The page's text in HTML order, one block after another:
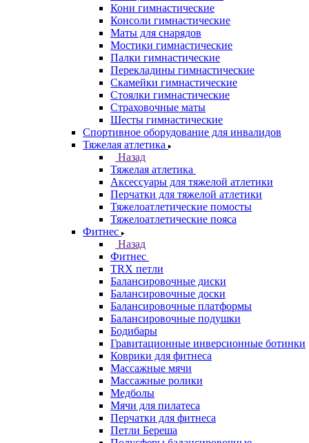
Кони гимнастические
Консоли гимнастические
Маты для снарядов
Мостики гимнастические
Палки гимнастические
Перекладины гимнастические
Скамейки гимнастические
Стоялки гимнастические
Страховочные маты
Шесты гимнастические
Спортивное оборудование для инвалидов
Тяжелая атлетика
Назад
Тяжелая атлетика
Аксессуары для тяжелой атлетики
Перчатки для тяжелой атлетики
Тяжелоатлетические помосты
Тяжелоатлетические пояса
Фитнес
Назад
Фитнес
TRX петли
Балансировочные диски
Балансировочные доски
Балансировочные платформы
Балансировочные подушки
Бодибары
Гравитационные инверсионные ботинки
Коврики для фитнеса
Массажные мячи
Массажные ролики
Медболы
Мячи для пилатеса
Перчатки для фитнеса
Петли Береша